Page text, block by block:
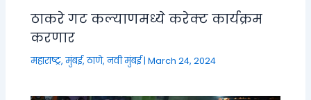
ठाकरे गट कल्याणमध्ये करेक्ट कार्यक्रम
करणार
महाराष्ट्र,मुंबई, ठाणे, नवी मुंबई|March 24, 2024